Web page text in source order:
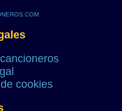
cookies